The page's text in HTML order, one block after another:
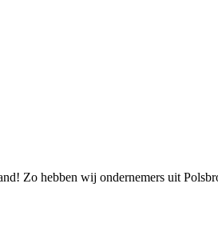
Zo hebben wij ondernemers uit